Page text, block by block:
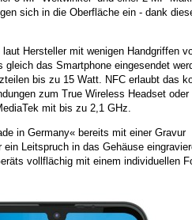
sich in die Oberfläche ein - dank
Hersteller mit wenigen Handgriffen
das Smartphone eingesendet
bis zu 15 Watt. NFC erlaubt das
zum True Wireless Headset oder
mit bis zu 2,1 GHz.
in Germany« bereits mit einer Gravur
Leitspruch in das Gehäuse
vollflächig mit einem individuellen